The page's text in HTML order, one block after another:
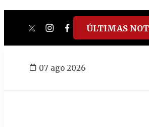
twitterinstagram
facebook
tiktokyoutube
ÚLTIMAS
07 ago 2026